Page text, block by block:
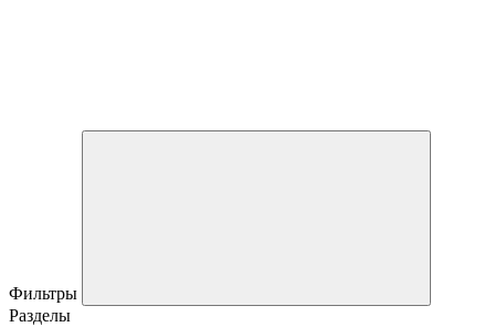
Фильтры
Разделы